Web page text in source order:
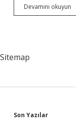
Devamını okuyun
Sitemap
Sidebar
Son Yazılar